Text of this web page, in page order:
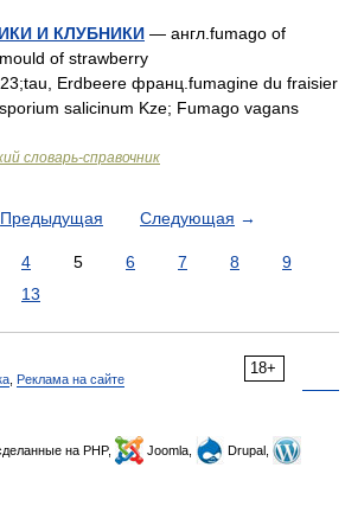
И КЛУБНИКИ — англ.fumago of
of strawberry
Erdbeere франц.fumagine du fraisier
salicinum Kze; Fumago vagans
словарь-справочник
Предыдущая Следующая →
4 5 6 7 8
9
13
18+
Реклама на сайте
сделанные на PHP, Joomla,
Drupal,